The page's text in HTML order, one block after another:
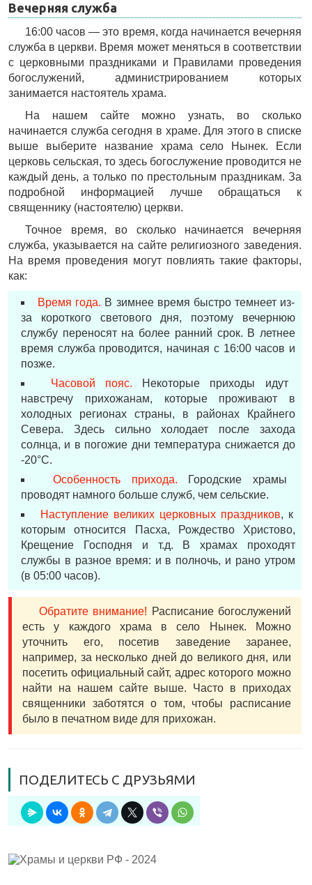
Вечерняя служба
16:00 часов — это время, когда начинается вечерняя
служба в церкви. Время может меняться в соответствии
с церковными праздниками и Правилами проведения
богослужений, администрированием которых
занимается настоятель храма.
На нашем сайте можно узнать, во сколько
начинается служба сегодня в храме. Для этого в списке
выше выберите название храма село Нынек. Если
церковь сельская, то здесь богослужение проводится не
каждый день, а только по престольным праздникам. За
подробной информацией лучше обращаться к
священнику (настоятелю) церкви.
Точное время, во сколько начинается вечерняя
служба, указывается на сайте религиозного заведения.
На время проведения могут повлиять такие факторы,
как:
Время года. В зимнее время быстро темнеет из-
за короткого светового дня, поэтому вечернюю
службу переносят на более ранний срок. В летнее
время служба проводится, начиная с 16:00 часов и
позже.
Часовой пояс. Некоторые приходы идут
навстречу прихожанам, которые проживают в
холодных регионах страны, в районах Крайнего
Севера. Здесь сильно холодает после захода
солнца, и в погожие дни температура снижается до
-20°С.
Особенность прихода. Городские храмы
проводят намного больше служб, чем сельские.
Наступление великих церковных праздников, к
которым относится Пасха, Рождество Христово,
Крещение Господня и т.д. В храмах проходят
службы в разное время: и в полночь, и рано утром
(в 05:00 часов).
Обратите внимание! Расписание богослужений
есть у каждого храма в село Нынек. Можно
уточнить его, посетив заведение заранее,
например, за несколько дней до великого дня, или
посетить официальный сайт, адрес которого можно
найти на нашем сайте выше. Часто в приходах
священники заботятся о том, чтобы расписание
было в печатном виде для прихожан.
ПОДЕЛИТЕСЬ С ДРУЗЬЯМИ